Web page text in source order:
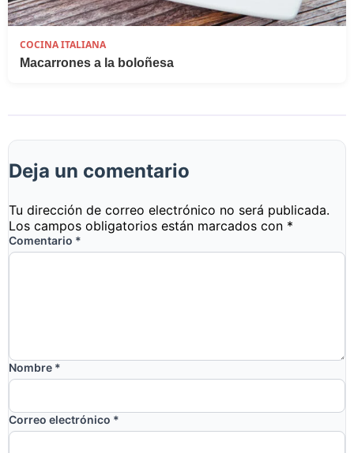
COCINA ITALIANA
Macarrones a la boloñesa
Deja un comentario
Tu dirección de correo electrónico no será publicada.
Los campos obligatorios están marcados con *
Comentario *
Nombre *
Correo electrónico *